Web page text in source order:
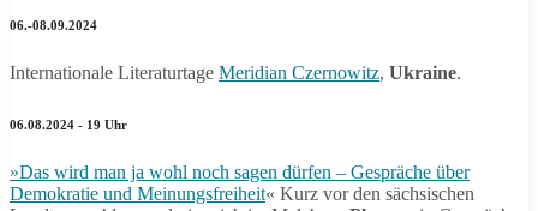
06.-08.09.2024
Internationale Literaturtage Meridian Czernowitz, Ukraine.
06.08.2024 - 19 Uhr
»Das wird man ja wohl noch sagen dürfen – Gespräche über
Demokratie und Meinungsfreiheit« Kurz vor den sächsischen